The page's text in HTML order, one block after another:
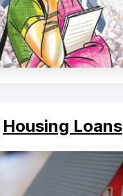
Housing Loans